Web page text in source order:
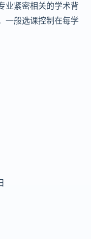
业紧密相关的学术背
一般选课控制在每学